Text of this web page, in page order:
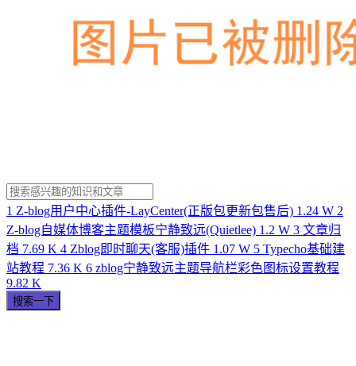
1 Z-blog用户中心插件-LayCenter(正版包更新包售后) 1.24 W 2
Z-blog自媒体博客主题模板宁静致远(Quietlee) 1.2 W 3 文章归
档 7.69 K 4 Zblog即时聊天(客服)插件 1.07 W 5 Typecho基础建
站教程 7.36 K 6 zblog宁静致远主题导航栏彩色图标设置教程
9.82 K
搜索一下